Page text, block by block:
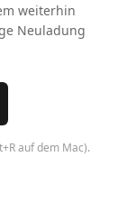
weiterhin
Neuladung
auf dem Mac).